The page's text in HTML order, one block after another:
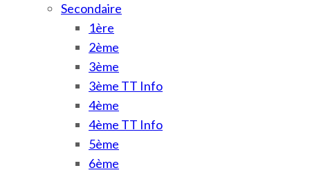
Secondaire
1ère
2ème
3ème
3ème TT Info
4ème
4ème TT Info
5ème
6ème